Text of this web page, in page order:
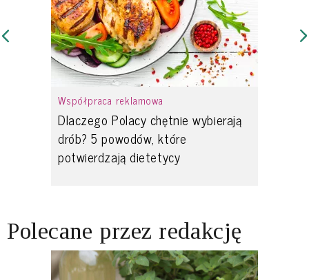
Współpraca reklamowa
Dlaczego Polacy chętnie wybierają
drób? 5 powodów, które
potwierdzają dietetycy
Polecane przez redakcję